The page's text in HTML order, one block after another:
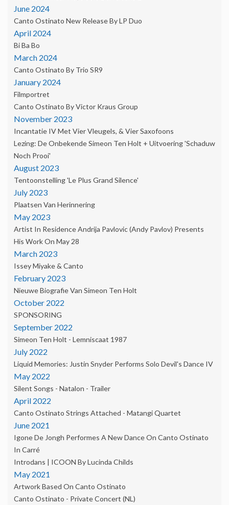
June 2024
Canto Ostinato New Release By LP Duo
April 2024
Bi Ba Bo
March 2024
Canto Ostinato By Trio SR9
January 2024
Filmportret
Canto Ostinato By Victor Kraus Group
November 2023
Incantatie IV Met Vier Vleugels, & Vier Saxofoons
Lezing: De Onbekende Simeon Ten Holt + Uitvoering 'Schaduw
Noch Prooi'
August 2023
Tentoonstelling 'Le Plus Grand Silence'
July 2023
Plaatsen Van Herinnering
May 2023
Artist In Residence Andrija Pavlovic (Andy Pavlov) Presents
His Work On May 28
March 2023
Issey Miyake & Canto
February 2023
Nieuwe Biografie Van Simeon Ten Holt
October 2022
SPONSORING
September 2022
Simeon Ten Holt - Lemniscaat 1987
July 2022
Liquid Memories: Justin Snyder Performs Solo Devil's Dance IV
May 2022
Silent Songs - Natalon - Trailer
April 2022
Canto Ostinato Strings Attached - Matangi Quartet
June 2021
Igone De Jongh Performes A New Dance On Canto Ostinato
In Carré
Introdans | ICOON By Lucinda Childs
May 2021
Artwork Based On Canto Ostinato
Canto Ostinato - Private Concert (NL)